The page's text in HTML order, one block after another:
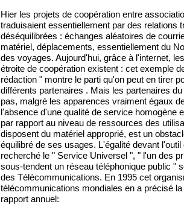
Hier les projets de coopération entre
traduisaient essentiellement par des relations
déséquilibrées : échanges aléatoires de
matériel, déplacements, essentiellement du
des voyages. Aujourd'hui, grâce à l'internet,
étroite de coopération existent : cet exemple
rédaction " montre le parti qu'on peut en tirer
différents partenaires . Mais les partenaires
pas, malgré les apparences vraiment égaux
l'absence d'une qualité de service homogène
par rapport au niveau de ressources des
disposent du matériel approprié, est un
équilibré de ses usages. L'égalité devant
recherché le " Service Universel ", " l'un des
sous-tendent un réseau téléphonique public "
des Télécommunications. En 1995 cet
télécommunications mondiales en a précisé
rapport annuel: